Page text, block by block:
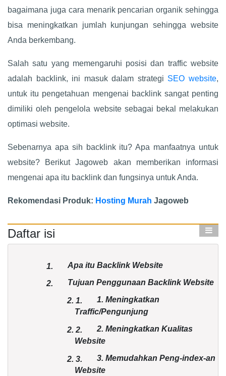
bagaimana juga cara menarik pencarian organik sehingga
bisa meningkatkan jumlah kunjungan sehingga website
Anda berkembang.
Salah satu yang memengaruhi posisi dan traffic website
adalah backlink, ini masuk dalam strategi SEO website,
untuk itu pengetahuan mengenai backlink sangat penting
dimiliki oleh pengelola website sebagai bekal melakukan
optimasi website.
Sebenarnya apa sih backlink itu? Apa manfaatnya untuk
website? Berikut Jagoweb akan memberikan informasi
mengenai apa itu backlink dan fungsinya untuk Anda.
Rekomendasi Produk: Hosting Murah Jagoweb
Daftar isi
1. Apa itu Backlink Website
2. Tujuan Penggunaan Backlink Website
2. 1.
1. Meningkatkan
Traffic/Pengunjung
2. 2.
2. Meningkatkan Kualitas
Website
2. 3.
3. Memudahkan Peng-index-an
Website